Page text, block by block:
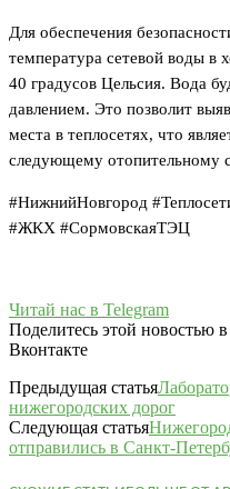
Для обеспечения
температура сетевой воды в
40 градусов Цельсия. Вода
давлением. Это позволит
места в теплосетях, что
следующему отопительному
#НижнийНовгород
#ЖКХ #СормовскаяТЭЦ
Читай нас в Telegram
Поделитесь этой новостью в
Вконтакте
Предыдущая статья
нижегородских дорог
Следующая статья
отправились в Санкт-